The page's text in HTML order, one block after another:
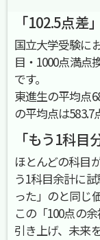
「102.5点差
国立大学受験に
目・1000点満点
です。
東進生の平均点
の平均点は583.7
「もう1科
ほとんどの科目
う1科目余計に
った」のと同じ
この「100点の
引き上げ、未来